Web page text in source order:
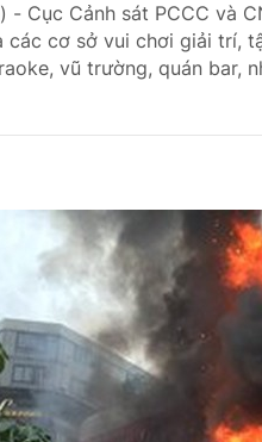
- Cục Cảnh sát PCCC và
các cơ sở vui chơi giải trí,
vũ trường, quán bar,